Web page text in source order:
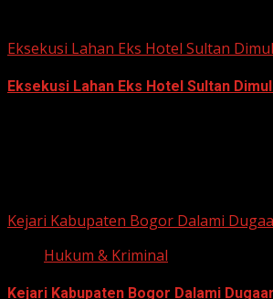
Eksekusi Lahan Eks Hotel Sultan
Eksekusi Lahan Eks Hotel Sultan
Kejari Kabupaten Bogor Dalami
Hukum & Kriminal
Kejari Kabupaten Bogor Dalami